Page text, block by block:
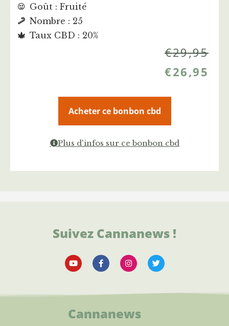
Goût : Fruité
Nombre : 25
Taux CBD : 20%
€29,95
€26,95
Acheter ce bonbon cbd
Plus d'infos sur ce bonbon cbd
Suivez Cannanews !
Cannanews